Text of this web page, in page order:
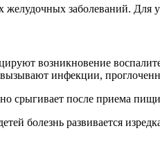
заболеваний. Для
возникновение
инфекции,
срыгивает после приема
болезнь развивается